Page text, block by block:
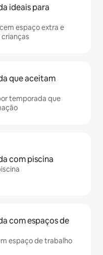
ideais para
espaço extra e
que aceitam
temporada que
com piscina
com espaços de
espaço de trabalho